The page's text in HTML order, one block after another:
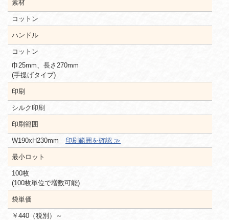
素材
コットン
ハンドル
コットン
巾25mm、長さ270mm
(手提げタイプ)
印刷
シルク印刷
印刷範囲
W190xH230mm 印刷範囲を確認 ≫
最小ロット
100枚
(100枚単位で増数可能)
袋単価
￥440（税別）～